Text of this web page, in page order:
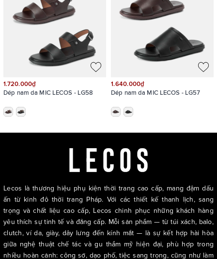
1.720.000₫
Dép nam da MIC LECOS - LG58
1.640.000₫
Dép nam da MIC LECOS - LG57
Lecos là thương hiệu phụ kiện thời trang cao cấp, mang đậm dấu
ấn từ kinh đô thời trang Pháp. Với các thiết kế thanh lịch, sang
trọng và chất liệu cao cấp, Lecos chinh phục những khách hàng
yêu thích sự tinh tế và đẳng cấp. Mỗi sản phẩm — từ túi xách, balo,
clutch, ví da, giày, dây lưng đến kính mắt — là sự kết hợp hài hòa
giữa nghệ thuật chế tác và gu thẩm mỹ hiện đại, phù hợp trong
nhiều hoàn cảnh: công sở, dạo phố, tiệc sang trọng, cũng như làm